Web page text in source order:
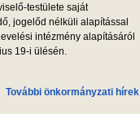
testülete saját
jogelőd nélküli alapítással
intézmény alapításáról
19-i ülésén.
További önkormányzati hírek